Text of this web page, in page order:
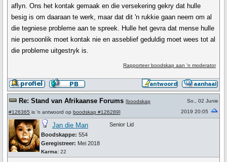
aflyn. Ons het kontak gemaak en die versekering gekry dat hulle
besig is om daaraan te werk, maar dat dit 'n rukkie gaan neem om al
die tegniese probleme aan te spreek. Hulle het gevra dat mense hulle
nie persoonlik moet kontak nie en asseblief geduldig moet wees tot al
die probleme uitgestryk is.
Rapporteer boodskap aan 'n moderator
Re: Stand van Afrikaanse Forums [boodskap
#126365 is 'n antwoord op boodskap #126289]
So., 02 Junie
2019 20:05
Jan die Man
Boodskappe: 554
Geregistreer: Mei 2018
Karma: 22
Senior Lid